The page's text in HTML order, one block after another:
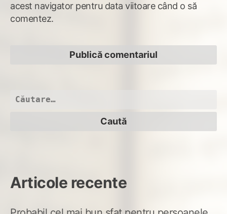
acest navigator pentru data viitoare când o să
comentez.
Caută
Articole recente